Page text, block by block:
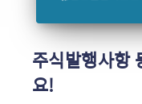
주식발행사항
요!